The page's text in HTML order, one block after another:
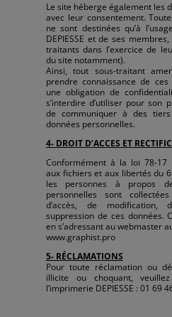
Le site héberge également les
avec leur consentement.
ne sont destinées qu’à
DEPIESSE et de ses
traitants dans l’exercice de
du site notamment).
Ainsi, tout sous-traitant
prendre connaissance de
une obligation de
s’interdire d’utiliser pour son
de communiquer à des
données personnelles.
4- DROIT D’ACCES ET
Conformément à la loi 78-17
aux fichiers et aux libertés du
les personnes à propos
personnelles sont
d’accès, de
suppression de ces données.
en s’adressant au webmaster
www.graphist.pro
5- RÉCLAMATIONS
Pour toute réclamation ou
illicite ou choquant,
l’imprimerie DEPIESSE : 01 69